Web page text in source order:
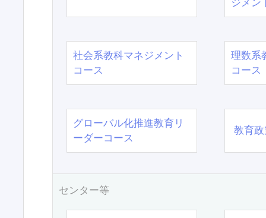
ジメン
社会系教科マネジメント
コース
理数系
コース
グローバル化推進教育リ
ーダーコース
教育
センター等